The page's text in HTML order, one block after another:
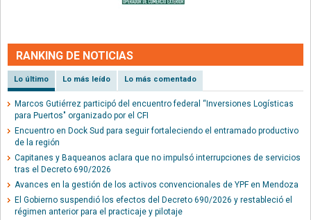
RANKING DE NOTICIAS
Lo último Lo más leído Lo más comentado
Marcos Gutiérrez participó del encuentro federal “Inversiones Logísticas
para Puertos" organizado por el CFI
Encuentro en Dock Sud para seguir fortaleciendo el entramado productivo
de la región
Capitanes y Baqueanos aclara que no impulsó interrupciones de servicios
tras el Decreto 690/2026
Avances en la gestión de los activos convencionales de YPF en Mendoza
El Gobierno suspendió los efectos del Decreto 690/2026 y restableció el
régimen anterior para el practicaje y pilotaje